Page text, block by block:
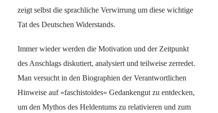
zeigt selbst die sprachliche Verwirrung um diese wichtige
Tat des Deutschen Widerstands.
Immer wieder werden die Motivation und der Zeitpunkt
des Anschlags diskutiert, analysiert und teilweise zerredet.
Man versucht in den Biographien der Verantwortlichen
Hinweise auf »faschistoides« Gedankengut zu entdecken,
um den Mythos des Heldentums zu relativieren und zum